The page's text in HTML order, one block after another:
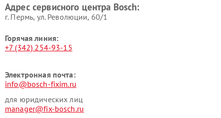
Адрес сервисного центра Bosch:
г. Пермь, ул. ​Революции, 60/1
Горячая линия:
+7 (342) 254-93-15
Электронная почта:
info@bosch-fixim.ru
для юридических лиц
manager@fix-bosch.ru